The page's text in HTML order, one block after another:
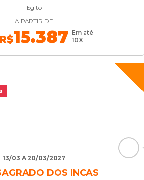
Egito
A PARTIR DE
R$15.387 Em até
10X
13/03 A 20/03/2027
DOS INCAS